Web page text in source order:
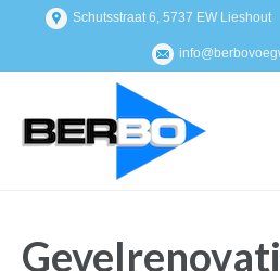
Schutsstraat 6, 5737 EW Lieshout